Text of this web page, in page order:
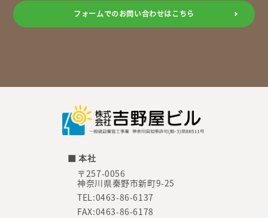
フォームでのお問い合わせはこちら
■ 本社
〒257-0056
神奈川県秦野市新町9-25
TEL:0463-86-6137
FAX:0463-86-6178